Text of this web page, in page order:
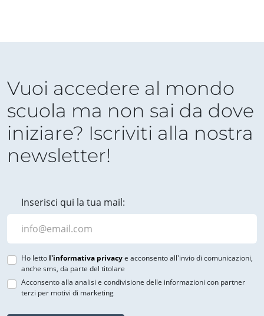
Vuoi accedere al mondo
scuola ma non sai da dove
iniziare? Iscriviti alla nostra
newsletter!
Inserisci qui la tua mail:
Ho letto l'informativa privacye acconsento all'invio di comunicazioni,
anche sms, da parte del titolare
Acconsento alla analisi e condivisione delle informazioni con partner
terzi per motivi di marketing